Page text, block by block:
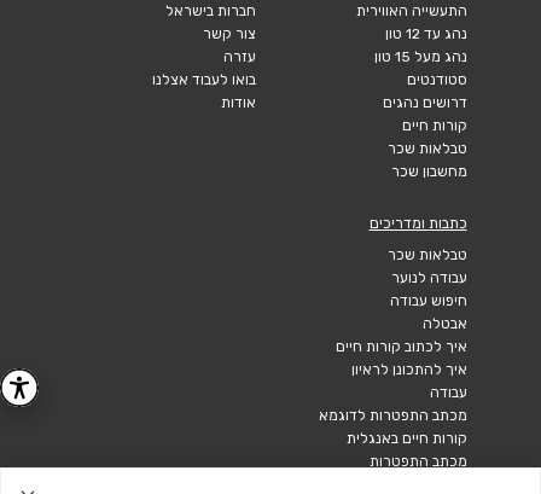
התעשייה האווירית
נהג עד 12 טון
נהג מעל 15 טון
סטודנטים
דרושים נהגים
קורות חיים
טבלאות שכר
מחשבון שכר
חברות בישראל
צור קשר
עזרה
בואו לעבוד אצלנו
אודות
כתבות ומדריכים
טבלאות שכר
עבודה לנוער
חיפוש עבודה
אבטלה
איך לכתוב קורות חיים
איך להתכונן לראיון
עבודה
מכתב התפטרות לדוגמא
קורות חיים באנגלית
מכתב התפטרות